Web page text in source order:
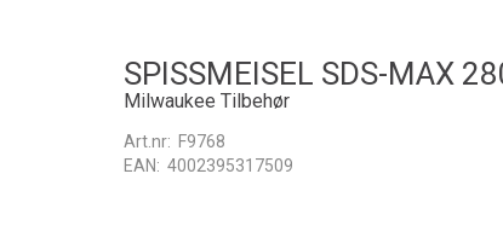
SPISSMEISEL SDS-MAX
Milwaukee Tilbehør
Art.nr: F9768
EAN: 4002395317509